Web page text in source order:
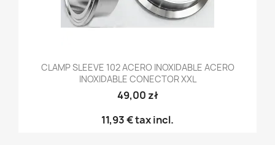
CLAMP SLEEVE 102 ACERO INOXIDABLE ACERO
INOXIDABLE CONECTOR XXL
49,00 zł
11,93 €tax incl.